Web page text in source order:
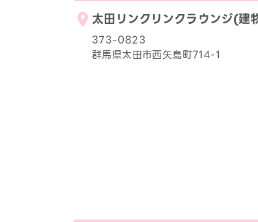
太田リンクリンクラウンジ(
373-0823
群馬県太田市西矢島町714-1